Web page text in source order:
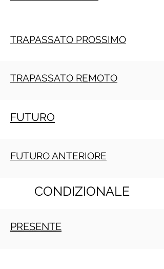
TRAPASSATO PROSSIMO
TRAPASSATO REMOTO
FUTURO
FUTURO ANTERIORE
CONDIZIONALE
PRESENTE